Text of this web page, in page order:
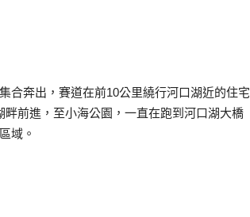
合奔出，賽道在前10公里繞行河口湖近的住宅
前進，至小海公園，一直在跑到河口湖大橋
域。